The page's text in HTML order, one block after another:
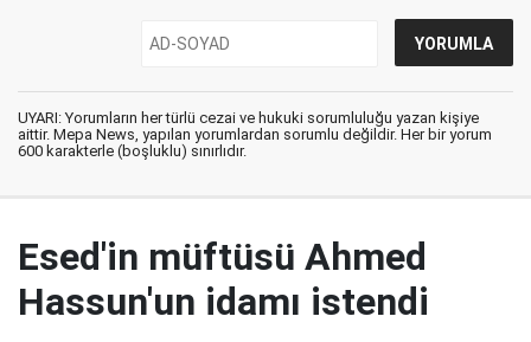
UYARI: Yorumların her türlü cezai ve hukuki sorumluluğu yazan kişiye
aittir. Mepa News, yapılan yorumlardan sorumlu değildir. Her bir yorum
600 karakterle (boşluklu) sınırlıdır.
Esed'in müftüsü Ahmed
Hassun'un idamı istendi